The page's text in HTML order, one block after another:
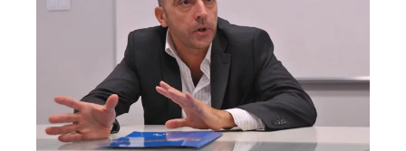
s
A
p
p
b
o
o
k